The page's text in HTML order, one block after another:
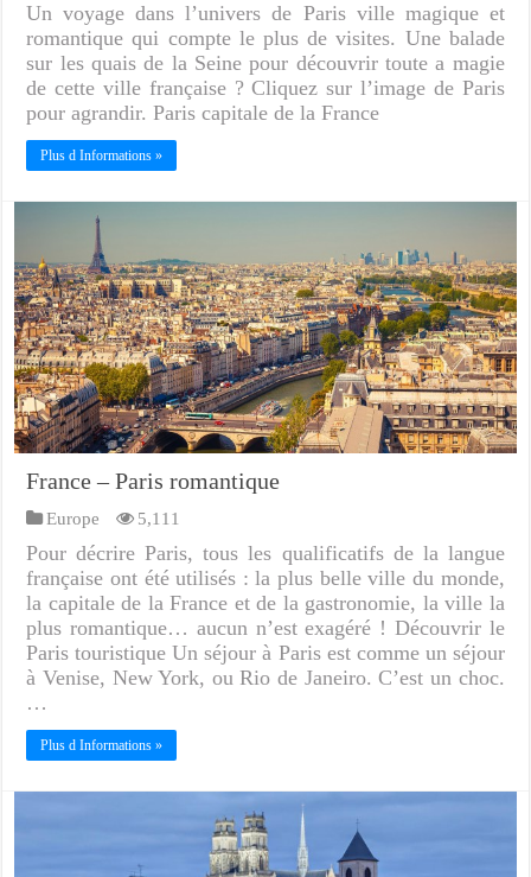
Un voyage dans l’univers de Paris ville magique et
romantique qui compte le plus de visites. Une balade
sur les quais de la Seine pour découvrir toute a magie
de cette ville française ? Cliquez sur l’image de Paris
pour agrandir. Paris capitale de la France
Plus d Informations »
France – Paris romantique
Europe 5,111
Pour décrire Paris, tous les qualificatifs de la langue
française ont été utilisés : la plus belle ville du monde,
la capitale de la France et de la gastronomie, la ville la
plus romantique… aucun n’est exagéré ! Découvrir le
Paris touristique Un séjour à Paris est comme un séjour
à Venise, New York, ou Rio de Janeiro. C’est un choc.
…
Plus d Informations »